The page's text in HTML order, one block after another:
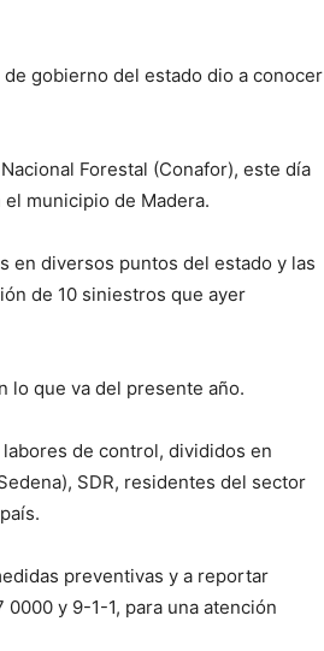
gobierno del estado dio a conocer
Forestal (Conafor), este día
municipio de Madera.
en diversos puntos del estado y las
de 10 siniestros que ayer
lo que va del presente año.
de control, divididos en
SDR, residentes del sector
preventivas y a reportar
y 9-1-1, para una atención